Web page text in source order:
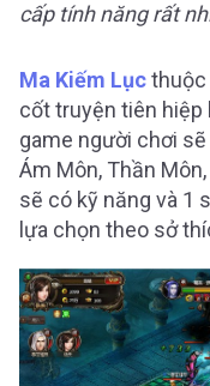
cấp tính năng rất
Ma Kiếm Lụcthuộc
cốt truyện tiên hiệp
game người chơi
Ám Môn, Thần
sẽ có kỹ năng và 1
lựa chọn theo sở